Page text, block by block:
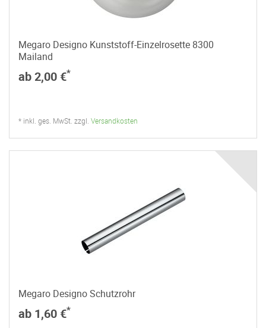
Megaro Designo Kunststoff-Einzelrosette 8300
Mailand
ab 2,00 €*
* inkl. ges. MwSt. zzgl. Versandkosten
Megaro Designo Schutzrohr
ab 1,60 €*